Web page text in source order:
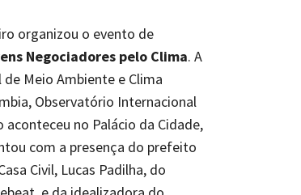
organizou o evento de
Negociadores pelo Clima. A
Meio Ambiente e Clima
Observatório Internacional
no Palácio da Cidade,
com a presença do prefeito
Civil, Lucas Padilha, do